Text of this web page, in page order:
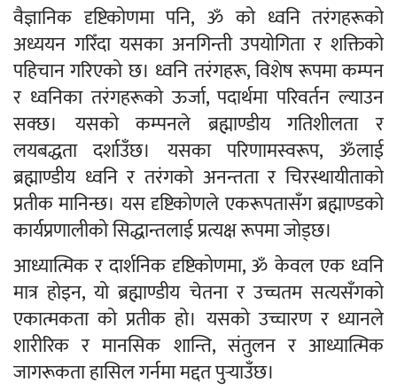
वैज्ञानिक दृष्टिकोणमा पनि, ॐ को ध्वनि तरंगहरूको
अध्ययन गरिँदा यसका अनगिन्ती उपयोगिता र शक्तिको
पहिचान गरिएको छ। ध्वनि तरंगहरू, विशेष रूपमा कम्पन
र ध्वनिका तरंगहरूको ऊर्जा, पदार्थमा परिवर्तन ल्याउन
सक्छ। यसको कम्पनले ब्रह्माण्डीय गतिशीलता र
लयबद्धता दर्शाउँछ। यसका परिणामस्वरूप, ॐलाई
ब्रह्माण्डीय ध्वनि र तरंगको अनन्तता र चिरस्थायीताको
प्रतीक मानिन्छ। यस दृष्टिकोणले एकरूपतासँग ब्रह्माण्डको
कार्यप्रणालीको सिद्धान्तलाई प्रत्यक्ष रूपमा जोड्छ।
आध्यात्मिक र दार्शनिक दृष्टिकोणमा, ॐ केवल एक ध्वनि
मात्र होइन, यो ब्रह्माण्डीय चेतना र उच्चतम सत्यसँगको
एकात्मकता को प्रतीक हो। यसको उच्चारण र ध्यानले
शारीरिक र मानसिक शान्ति, संतुलन र आध्यात्मिक
जागरूकता हासिल गर्नमा मद्दत पुर्‍याउँछ।